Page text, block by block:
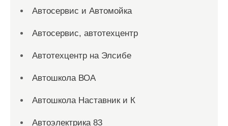
Автосервис и Автомойка
Автосервис, автотехцентр
Автотехцентр на Элсибе
Автошкола ВОА
Автошкола Наставник и К
Автоэлектрика 83